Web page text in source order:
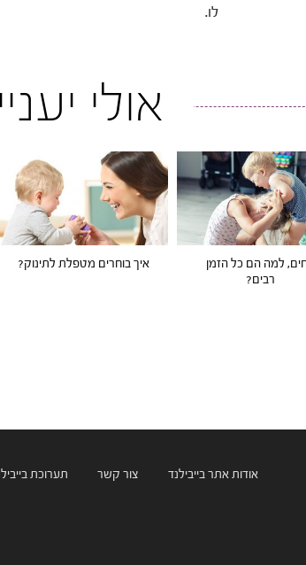
לו.
אולי
למה הם כל הזמן
רבים?
איך בוחרים מטפלת לתינוק?
אודות אתר בייבילנד צור קשר תערוכת